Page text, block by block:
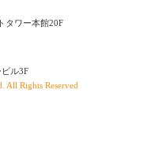
タワー本館20F
ル3F
All Rights Reserved